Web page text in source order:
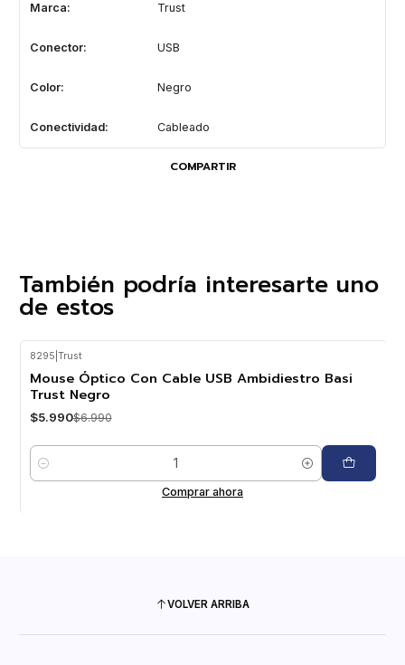
Marca: Trust
Conector: USB
Color: Negro
Conectividad: Cableado
COMPARTIR
También podría interesarte uno
de estos
OFF
8295 Trust
Mouse Óptico Con Cable USB Ambidiestro Basi
Trust Negro
$5.990$6.990
Cantidad
Comprar ahora
VOLVER ARRIBA